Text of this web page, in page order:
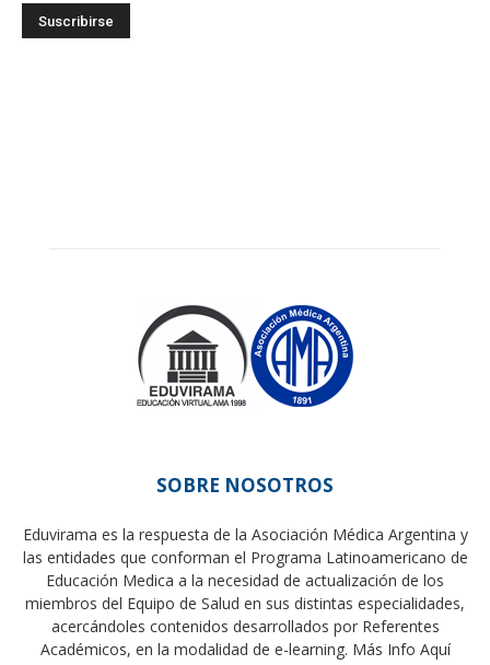
SOBRE NOSOTROS
Eduvirama es la respuesta de la Asociación Médica Argentina y
las entidades que conforman el Programa Latinoamericano de
Educación Medica a la necesidad de actualización de los
miembros del Equipo de Salud en sus distintas especialidades,
acercándoles contenidos desarrollados por Referentes
Académicos, en la modalidad de e-learning. Más Info Aquí